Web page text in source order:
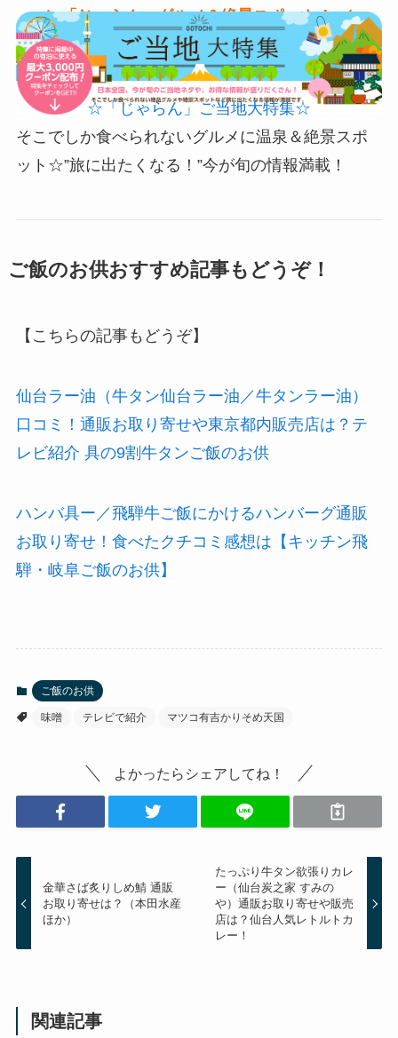
＼「じゃらん」グルメ＆絶景スポット！ ／
☆「じゃらん」ご当地大特集☆
そこでしか食べられないグルメに温泉＆絶景スポ
ット☆”旅に出たくなる！”今が旬の情報満載！
ご飯のお供おすすめ記事もどうぞ！
【こちらの記事もどうぞ】
仙台ラー油（牛タン仙台ラー油／牛タンラー油）
口コミ！通販お取り寄せや東京都内販売店は？テ
レビ紹介 具の9割牛タンご飯のお供
ハンバ具ー／飛騨牛ご飯にかけるハンバーグ通販
お取り寄せ！食べたクチコミ感想は【キッチン飛
騨・岐阜ご飯のお供】
ご飯のお供
味噌 テレビで紹介 マツコ有吉かりそめ天国
よかったらシェアしてね！
金華さば炙りしめ鯖 通販
お取り寄せは？（本田水産
ほか）
たっぷり牛タン欲張りカレ
ー（仙台炭之家 すみの
や）通販お取り寄せや販売
店は？仙台人気レトルトカ
レー！
関連記事